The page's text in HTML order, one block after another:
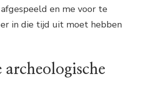
en me voor te
in die tijd uit moet hebben
archeologische